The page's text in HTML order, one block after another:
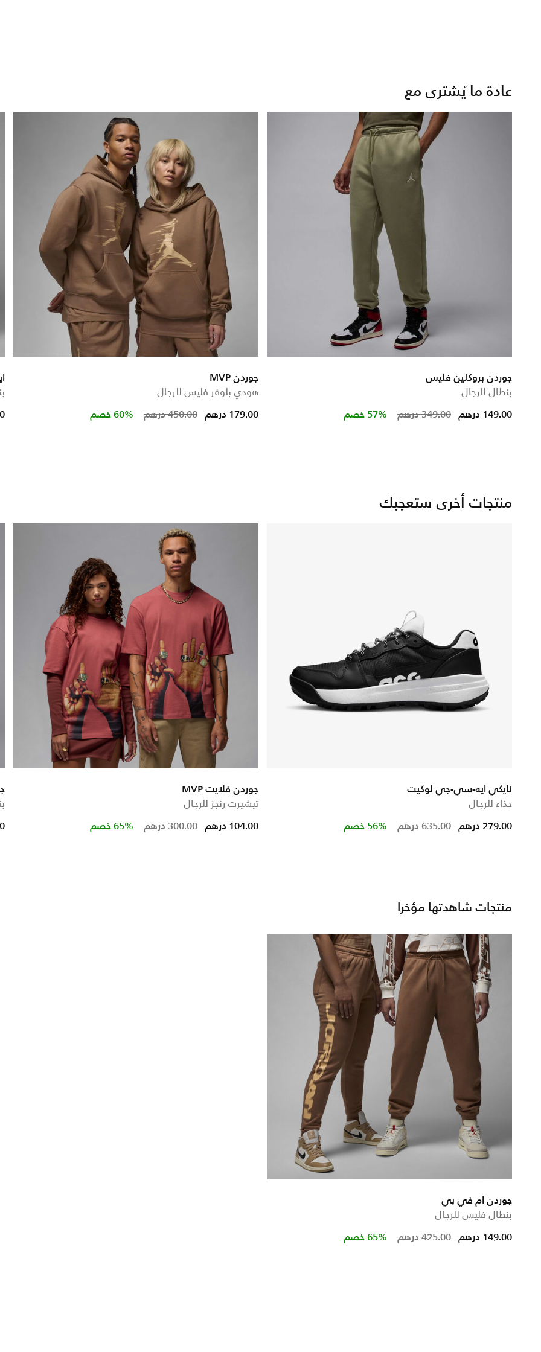
عادة ما يُشترى مع
جوردن بروكلين فليس
بنطال للرجال
Price reduced from349.00 درهم to 149.00 درهم 57% خصم
جوردن MVP
هودي بلوفر فليس للرجال
Price reduced from450.00 درهم to 179.00 درهم 60% خصم
منتجات أخرى ستعجبك
نايكي ايه-سي-جي لوكيت
حذاء للرجال
Price reduced from635.00 درهم to 279.00 درهم 56% خصم
جوردن فلايت MVP
تيشيرت رنجز للرجال
Price reduced from300.00 درهم to 104.00 درهم 65% خصم
منتجات شاهدتها مؤخرًا
جوردن ام في بي
بنطال فليس للرجال
Price reduced from425.00 درهم to 149.00 درهم 65% خصم